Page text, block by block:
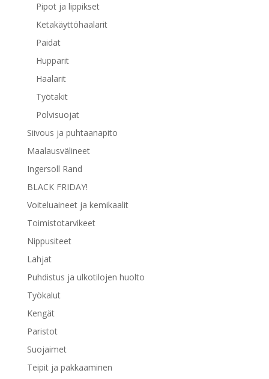
Pipot ja lippikset
Ketakäyttöhaalarit
Paidat
Hupparit
Haalarit
Työtakit
Polvisuojat
Siivous ja puhtaanapito
Maalausvälineet
Ingersoll Rand
BLACK FRIDAY!
Voiteluaineet ja kemikaalit
Toimistotarvikeet
Nippusiteet
Lahjat
Puhdistus ja ulkotilojen huolto
Työkalut
Kengät
Paristot
Suojaimet
Teipit ja pakkaaminen